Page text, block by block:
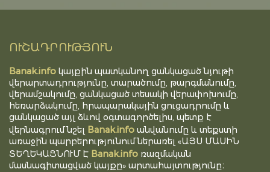
ՈՒՇԱԴՐՈՒԹՅՈՒՆ
Banak.info կայքին պատկանող ցանկացած նյութի
վերարտադրությունը, տարածումը, թարգմանումը,
վերամշակումը, ցանկացած տեսակի վերափոխումը,
հեռարձակումը, հրապարակային ցուցադրումը և
ցանկացած այլ ձևով օգտագործելիս, պետք է
վերնագրում նշել Banak.info անվանումը և տեքստի
առաջին պարբերությունում ներառել «ԱՅՍ ՄԱՍԻՆ
ՏԵՂԵԿԱՑՆՈՒՄ Է Banak.info ռազմական
մասնագիտացված կայքը» արտահայտությունը։